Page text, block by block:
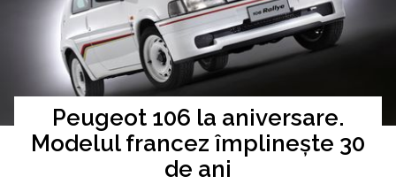
Peugeot 106 la aniversare.
Modelul francez împlinește 30
de ani